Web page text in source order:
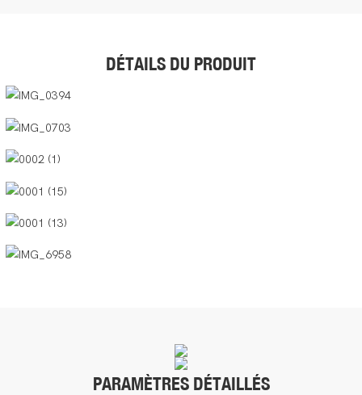
DÉTAILS DU PRODUIT
PARAMÈTRES DÉTAILLÉS